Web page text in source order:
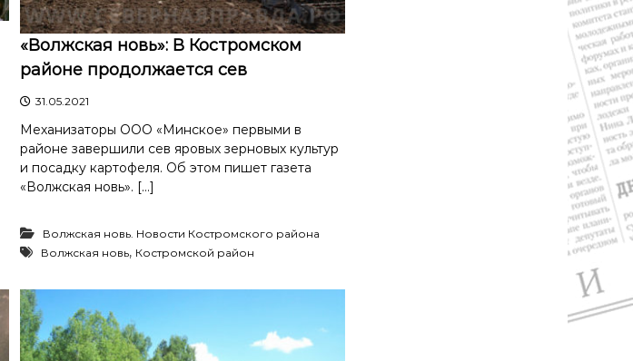
«Волжская новь»: В Костромском
районе продолжается сев
31.05.2021
Механизаторы ООО «Минское» первыми в
районе завершили сев яровых зерновых культур
и посадку картофеля. Об этом пишет газета
«Волжская новь». […]
Волжская новь. Новости Костромского района
Волжская новь, Костромской район